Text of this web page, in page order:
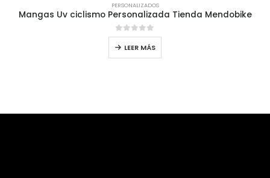
PERSONALIZADOS
Mangas Uv ciclismo Personalizada Tienda Mendobike
0out of 5
LEER MÁS